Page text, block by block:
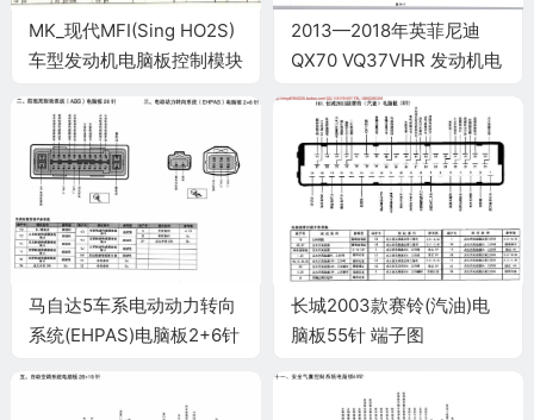
MK_现代MFI(Sing HO2S)
车型发动机电脑板控制模块
2013—2018年英菲尼迪
QX70 VQ37VHR 发动机电
马自达5车系电动动力转向
系统(EHPAS)电脑板2+6针
长城2003款赛铃(汽油)电
脑板55针 端子图